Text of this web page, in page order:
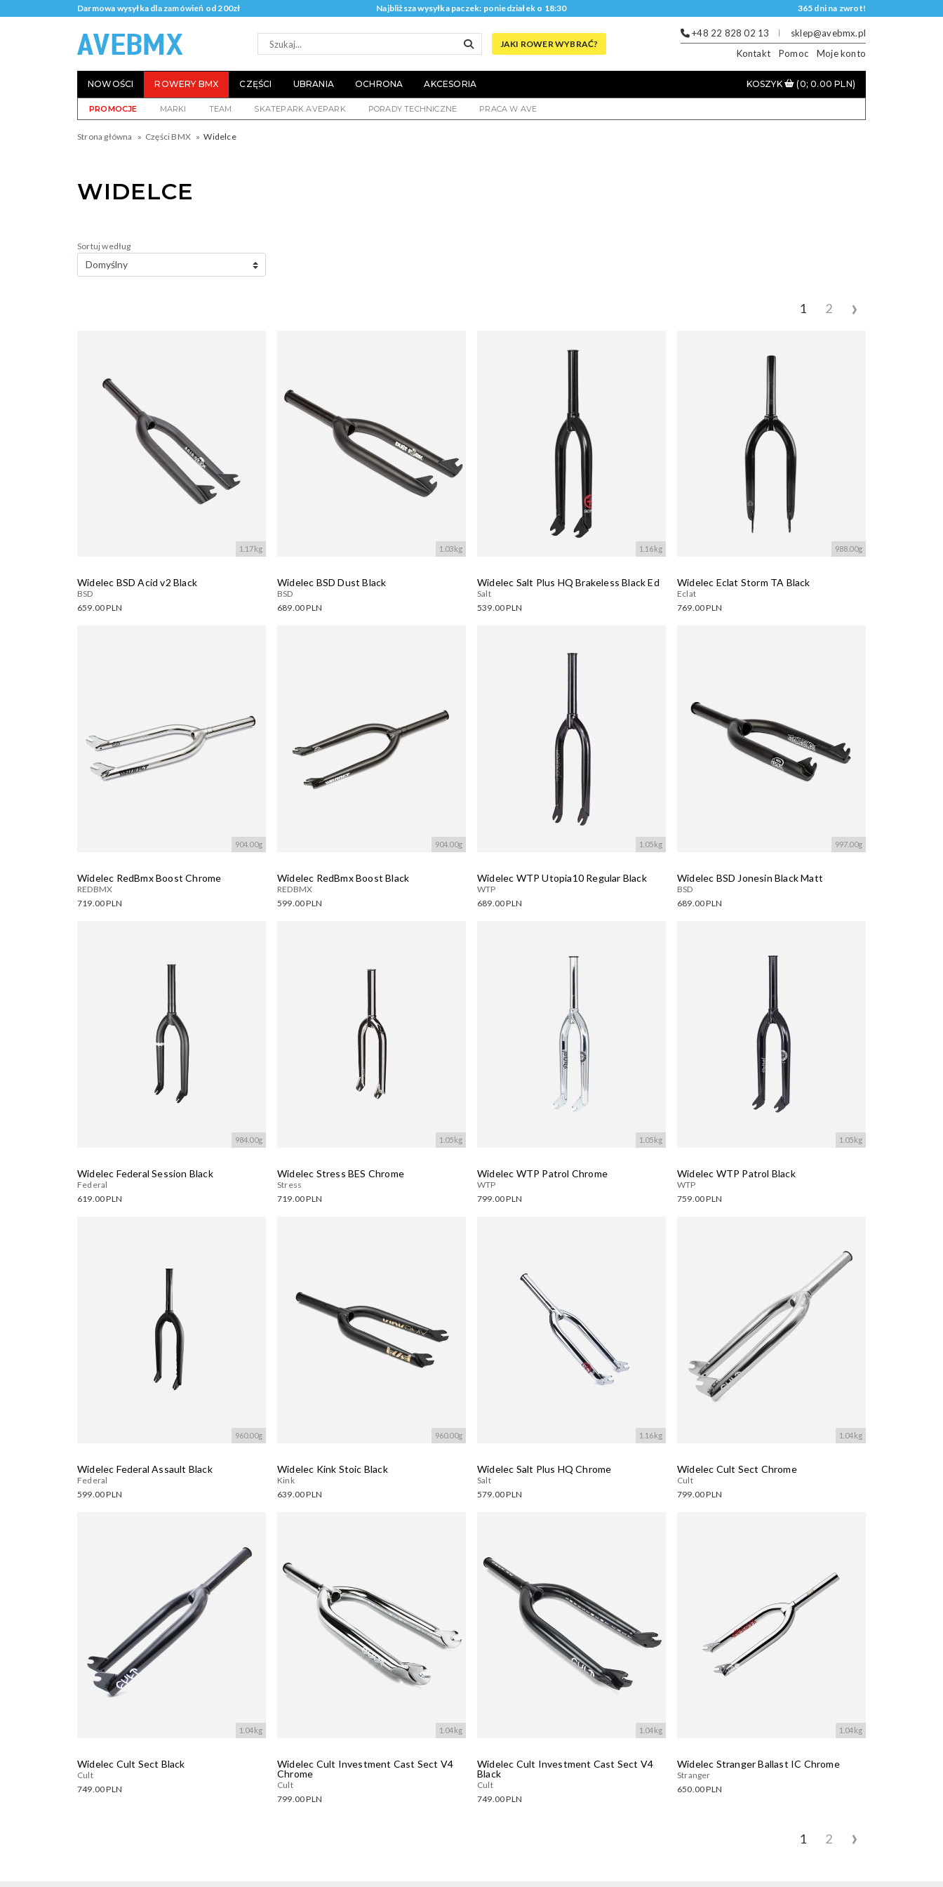
Darmowa wysyłka dla zamówień od 200zł Najbliższa wysyłka paczek: poniedziałek o 18:30 365 dni na zwrot!
JAKI ROWER WYBRAĆ?
+48 22 828 02 13
sklep@avebmx.pl
Kontakt
Pomoc Moje konto
NOWOŚCI ROWERY BMX CZĘŚCI UBRANIA OCHRONA AKCESORIA KOSZYK (0; 0.00 PLN)
PROMOCJE MARKI TEAM SKATEPARK AVEPARK PORADY TECHNICZNE PRACA W AVE
Strona główna Części BMX Widelce
WIDELCE
Sortuj według
1 2 ›
1.17kg
Widelec BSD Acid v2 Black
BSD
659.00 PLN
1.03kg
Widelec BSD Dust Black
BSD
689.00 PLN
1.16kg
Widelec Salt Plus HQ Brakeless Black Ed
Salt
539.00 PLN
988.00g
Widelec Eclat Storm TA Black
Eclat
769.00 PLN
904.00g
Widelec RedBmx Boost Chrome
REDBMX
719.00 PLN
904.00g
Widelec RedBmx Boost Black
REDBMX
599.00 PLN
1.05kg
Widelec WTP Utopia10 Regular Black
WTP
689.00 PLN
997.00g
Widelec BSD Jonesin Black Matt
BSD
689.00 PLN
984.00g
Widelec Federal Session Black
Federal
619.00 PLN
1.05kg
Widelec Stress BES Chrome
Stress
719.00 PLN
1.05kg
Widelec WTP Patrol Chrome
WTP
799.00 PLN
1.05kg
Widelec WTP Patrol Black
WTP
759.00 PLN
960.00g
Widelec Federal Assault Black
Federal
599.00 PLN
960.00g
Widelec Kink Stoic Black
Kink
639.00 PLN
1.16kg
Widelec Salt Plus HQ Chrome
Salt
579.00 PLN
1.04kg
Widelec Cult Sect Chrome
Cult
799.00 PLN
1.04kg
Widelec Cult Sect Black
Cult
749.00 PLN
1.04kg
Widelec Cult Investment Cast Sect V4
Chrome
Cult
799.00 PLN
1.04kg
Widelec Cult Investment Cast Sect V4
Black
Cult
749.00 PLN
1.04kg
Widelec Stranger Ballast IC Chrome
Stranger
650.00 PLN
1 2 ›